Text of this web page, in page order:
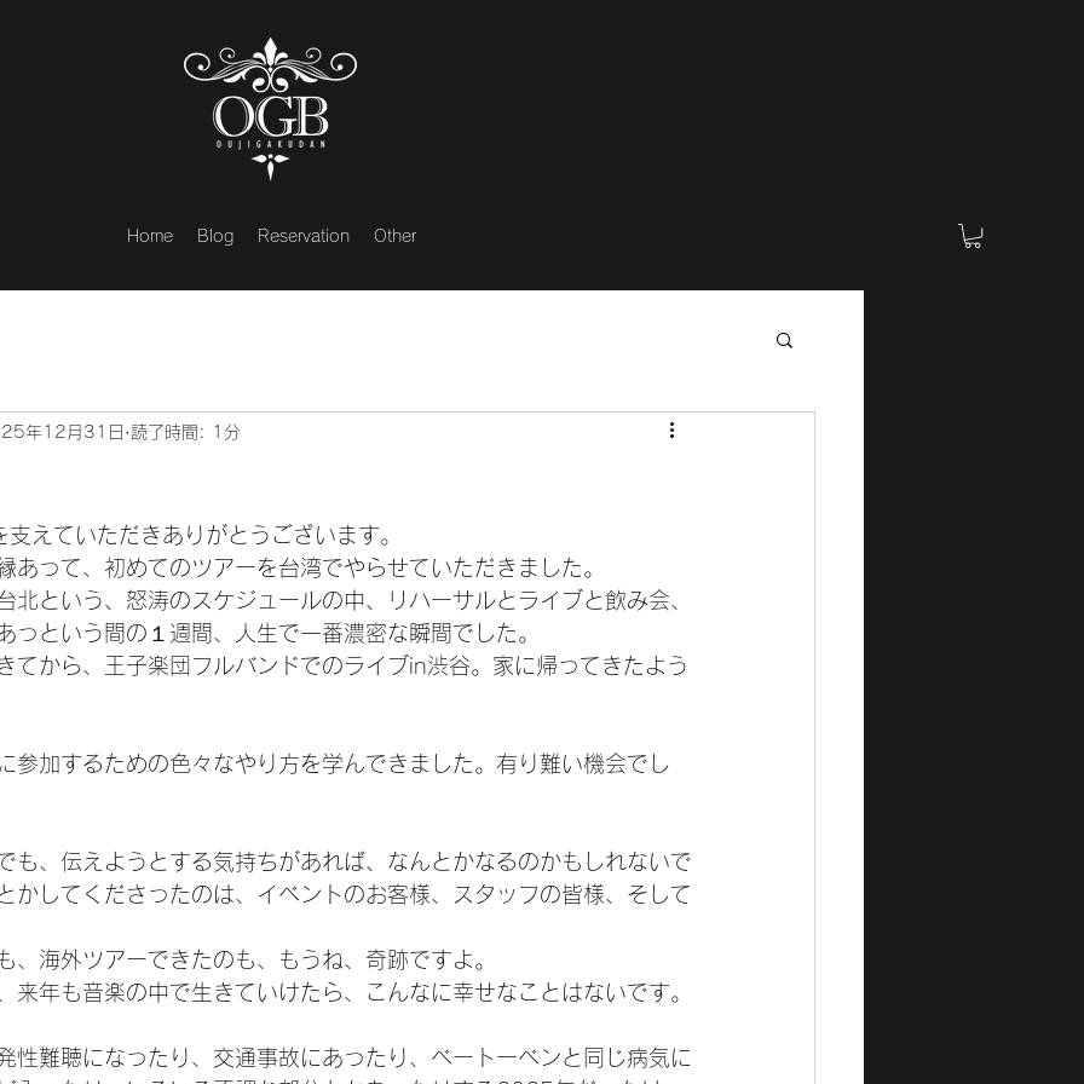
Home Blog Reservation Other
年12月31日 読了時間: 1分
えていただきありがとうございます。
あって、初めてのツアーを台湾でやらせていただきました。
北という、怒涛のスケジュールの中、リハーサルとライブと飲み会、
っという間の１週間、人生で一番濃密な瞬間でした。
てから、王子楽団フルバンドでのライブin渋谷。家に帰ってきたよう
参加するための色々なやり方を学んできました。有り難い機会でし
も、伝えようとする気持ちがあれば、なんとかなるのかもしれないで
かしてくださったのは、イベントのお客様、スタッフの皆様、そして
、海外ツアーできたのも、もうね、奇跡ですよ。
来年も音楽の中で生きていけたら、こんなに幸せなことはないです。
性難聴になったり、交通事故にあったり、ベートーベンと同じ病気に